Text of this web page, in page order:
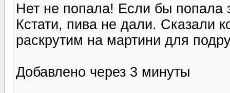
Нет не попала! Если бы
Кстати, пива не дали. Сказали
раскрутим на мартини для
Добавлено через 3 минуты